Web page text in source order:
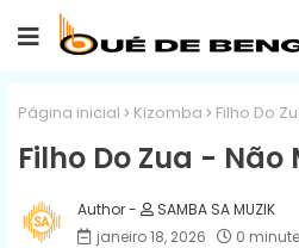
Página inicial Kizomba Filho Do
Filho Do Zua - Não
SAMBA SA MUZIK
janeiro 18, 2026
0